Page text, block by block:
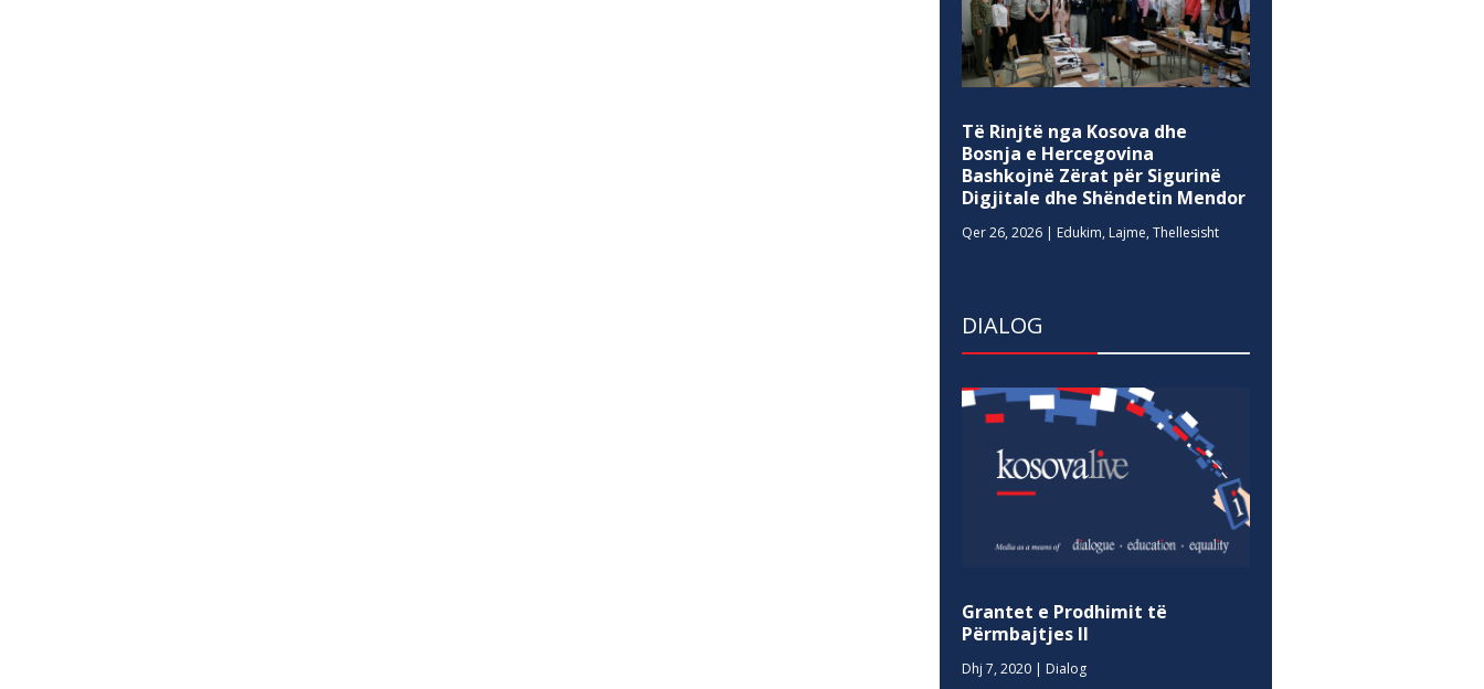
Të Rinjtë nga Kosova dhe
Bosnja e Hercegovina
Bashkojnë Zërat për Sigurinë
Digjitale dhe Shëndetin Mendor
Qer 26, 2026 | Edukim, Lajme,Thellesisht
DIALOG
Grantet e Prodhimit të
Përmbajtjes II
Dhj 7, 2020 | Dialog